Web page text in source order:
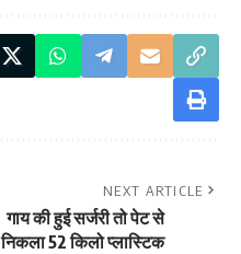
NEXT ARTICLE
गाय की हुई सर्जरी तो पेट से
निकला 52 किलो प्लास्टिक